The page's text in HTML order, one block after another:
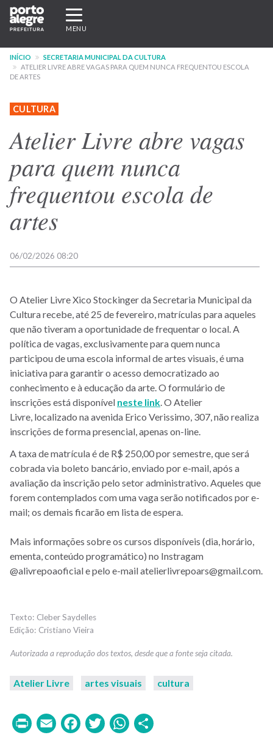
Pular
para
conteúdo
principal
Expandir/recolher
navegação
MENU
INÍCIO
SECRETARIA MUNICIPAL DA CULTURA
ATELIER LIVRE ABRE VAGAS PARA QUEM NUNCA FREQUENTOU ESCOLA
DE ARTES
CULTURA
Atelier Livre abre vagas
para quem nunca
frequentou escola de
artes
06/02/2026 08:20
O Atelier Livre Xico Stockinger da Secretaria Municipal da
Cultura recebe, até 25 de fevereiro, matrículas para aqueles
que não tiveram a oportunidade de frequentar o local. A
política de vagas, exclusivamente para quem nunca
participou de uma escola informal de artes visuais, é uma
iniciativa para garantir o acesso democratizado ao
conhecimento e à educação da arte. O formulário de
inscrições está disponível neste link . O Atelier
Livre, localizado na avenida Erico Verissimo, 307, não realiza
inscrições de forma presencial, apenas on-line.
A taxa de matrícula é de R$ 250,00 por semestre, que será
cobrada via boleto bancário, enviado por e-mail, após a
avaliação da inscrição pelo setor administrativo. Aqueles que
forem contemplados com uma vaga serão notificados por e-
mail; os demais ficarão em lista de espera.
Mais informações sobre os cursos disponíveis (dia, horário,
ementa, conteúdo programático) no Instragam
@alivrepoaoficial e pelo e-mail atelierlivrepoars@gmail.com.
Cleber Saydelles
Cristiano Vieira
Atelier Livre artes visuais cultura
PrintEmailFacebook
TwitterWhatsApp